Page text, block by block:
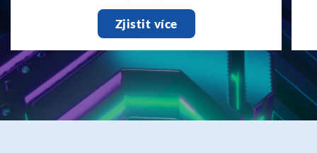
Zjistit více